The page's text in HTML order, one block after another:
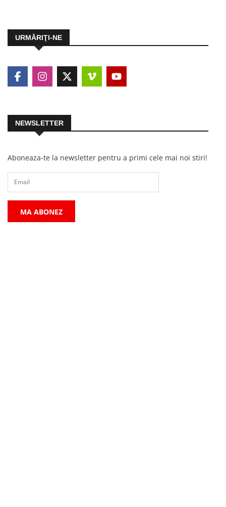
URMĂRIŢI-NE
NEWSLETTER
Aboneaza-te la newsletter pentru a primi cele mai noi stiri!
MA ABONEZ